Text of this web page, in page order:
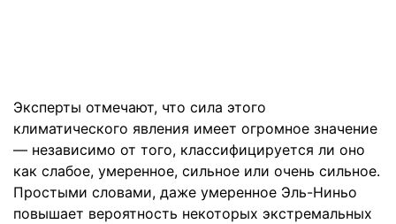
Эксперты отмечают, что сила этого
климатического явления имеет огромное значение
— независимо от того, классифицируется ли оно
как слабое, умеренное, сильное или очень сильное.
Простыми словами, даже умеренное Эль-Ниньо
повышает вероятность некоторых экстремальных